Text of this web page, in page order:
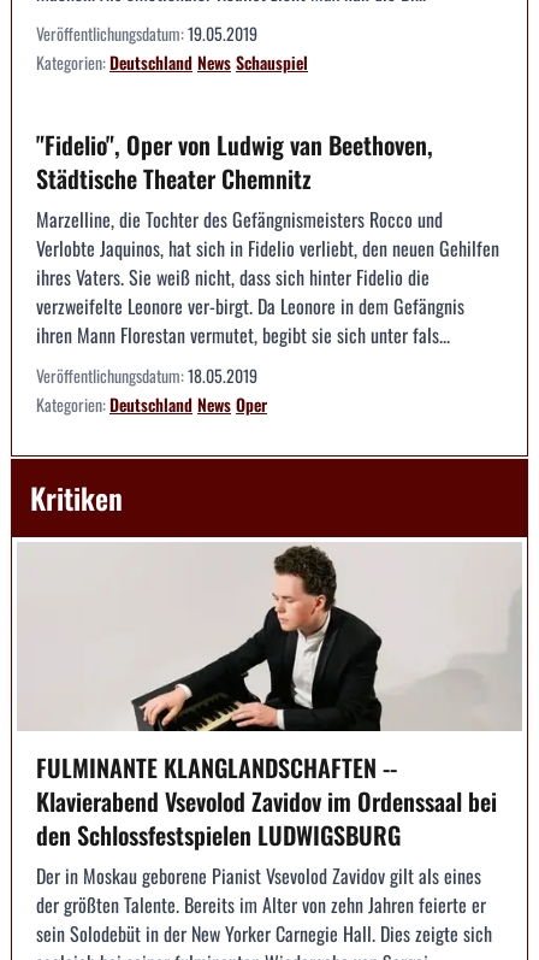
Veröffentlichungsdatum:19.05.2019
Kategorien:DeutschlandNewsSchauspiel
"Fidelio", Oper von Ludwig van Beethoven,
Städtische Theater Chemnitz
Marzelline, die Tochter des Gefängnismeisters Rocco und
Verlobte Jaquinos, hat sich in Fidelio verliebt, den neuen Gehilfen
ihres Vaters. Sie weiß nicht, dass sich hinter Fidelio die
verzweifelte Leonore ver-birgt. Da Leonore in dem Gefängnis
ihren Mann Florestan vermutet, begibt sie sich unter fals...
Veröffentlichungsdatum:18.05.2019
Kategorien:DeutschlandNewsOper
Kritiken
FULMINANTE KLANGLANDSCHAFTEN --
Klavierabend Vsevolod Zavidov im Ordenssaal bei
den Schlossfestspielen LUDWIGSBURG
Der in Moskau geborene Pianist Vsevolod Zavidov gilt als eines
der größten Talente. Bereits im Alter von zehn Jahren feierte er
sein Solodebüt in der New Yorker Carnegie Hall. Dies zeigte sich